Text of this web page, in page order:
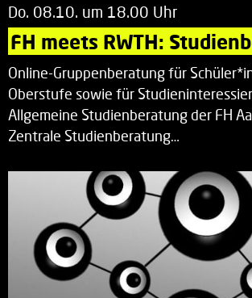
Do. 08.10. um 18.00 Uhr
FH meets RWTH:
Online-Gruppenberatung für
Oberstufe sowie für
Allgemeine Studienberatung der FH
Zentrale Studienberatung…